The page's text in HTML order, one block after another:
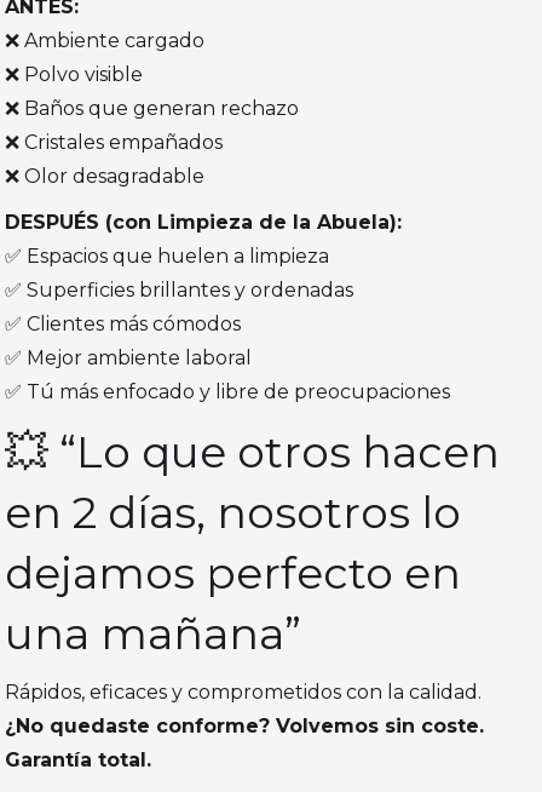
ANTES:
❌ Ambiente cargado
❌ Polvo visible
❌ Baños que generan rechazo
❌ Cristales empañados
❌ Olor desagradable
DESPUÉS (con Limpieza de la Abuela):
✅ Espacios que huelen a limpieza
✅ Superficies brillantes y ordenadas
✅ Clientes más cómodos
✅ Mejor ambiente laboral
✅ Tú más enfocado y libre de preocupaciones
💥 “Lo que otros hacen
en 2 días, nosotros lo
dejamos perfecto en
una mañana”
Rápidos, eficaces y comprometidos con la calidad.
¿No quedaste conforme? Volvemos sin coste.
Garantía total.